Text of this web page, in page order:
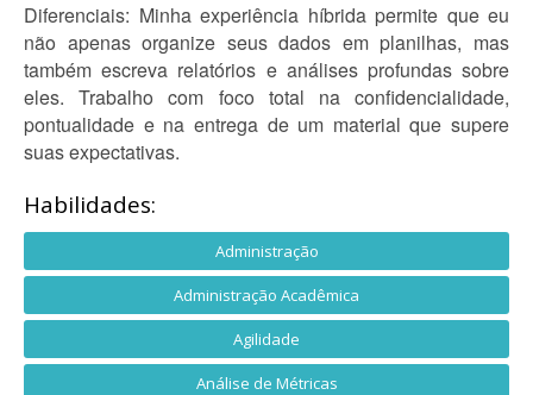
Diferenciais: Minha experiência híbrida permite que eu
não apenas organize seus dados em planilhas, mas
também escreva relatórios e análises profundas sobre
eles. Trabalho com foco total na confidencialidade,
pontualidade e na entrega de um material que supere
suas expectativas.
Habilidades:
Administração
Administração Acadêmica
Agilidade
Análise de Métricas